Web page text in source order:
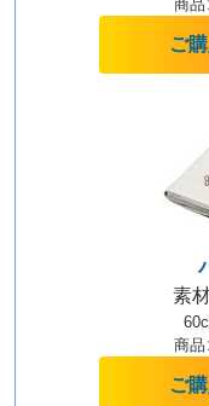
商品
ご
素
商品
ご